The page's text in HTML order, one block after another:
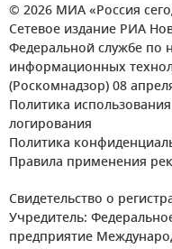
© 2026 МИА «Россия
Сетевое издание РИА
Федеральной службе по
информационных
(Роскомнадзор) 08
Политика
логирования
Политика
Правила применения
Свидетельство о
Учредитель:
предприятие